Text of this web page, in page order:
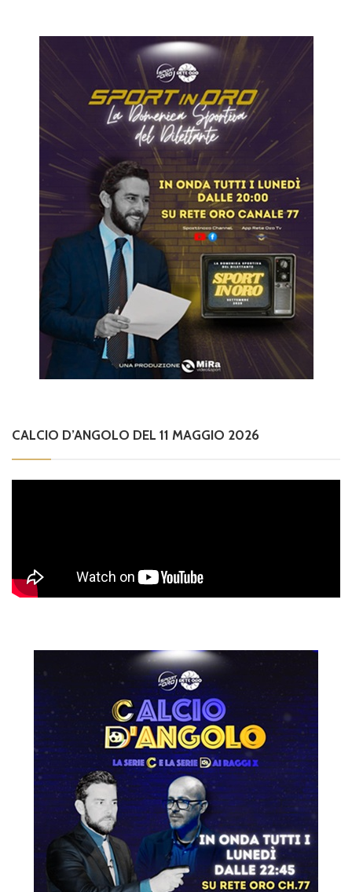
CALCIO D’ANGOLO DEL 11 MAGGIO 2026